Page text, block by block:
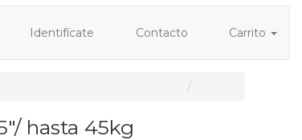
Identifícate Contacto Carrito
hasta 45kg